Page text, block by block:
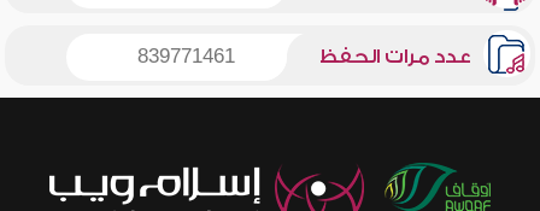
عدد مرات الحفظ 839771461